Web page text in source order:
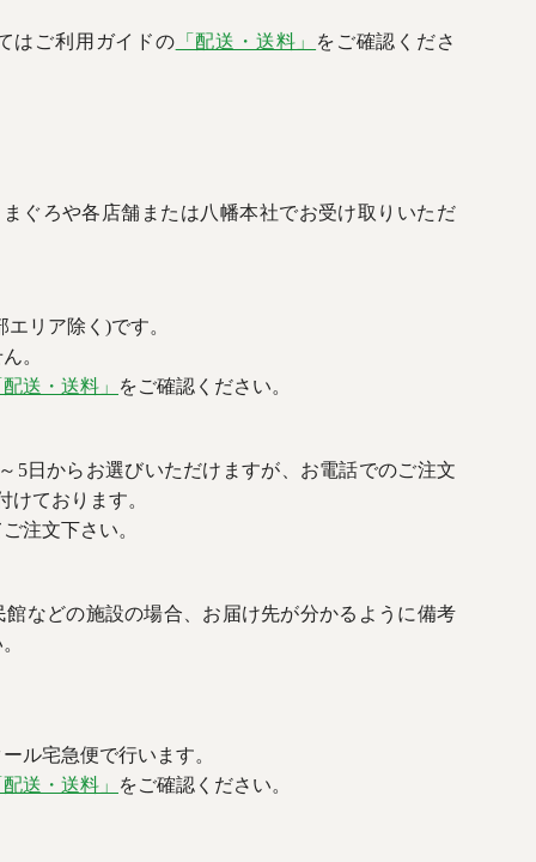
はご利用ガイドの 「配送・送料」
をご確認くださ
まぐろや各店舗または八幡本社でお受け取りいただ
リア除く)です。
。
配送・送料」 をご確認ください。
5日からお選びいただけますが、お電話でのご注文
けております。
注文下さい。
などの施設の場合、お届け先が分かるように備考
ル宅急便で行います。
配送・送料」 をご確認ください。